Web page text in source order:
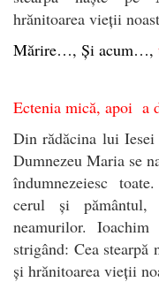
hrănitoarea vieții
Mărire…, Și acum…,
Ectenia mică, apoi a
Din rădăcina lui
Dumnezeu Maria se
îndumnezeiesc
cerul și pământul,
neamurilor. Ioachim
strigând: Cea stearpă
și hrănitoarea vieții